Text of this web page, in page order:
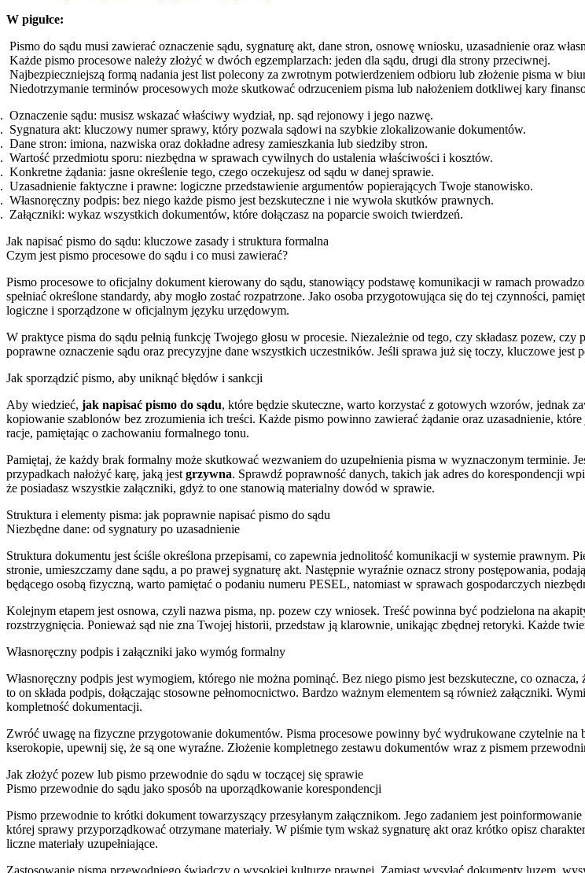
W pigułce:
Pismo do sądu musi zawierać oznaczenie sądu, sygnaturę akt, dane stron, osnowę wniosku, uzasadnienie oraz
Każde pismo procesowe należy złożyć w dwóch egzemplarzach: jeden dla sądu, drugi dla strony przeciwnej.
Najbezpieczniejszą formą nadania jest list polecony za zwrotnym potwierdzeniem odbioru lub złożenie pisma w
Niedotrzymanie terminów procesowych może skutkować odrzuceniem pisma lub nałożeniem dotkliwej kary
Oznaczenie sądu: musisz wskazać właściwy wydział, np. sąd rejonowy i jego nazwę.
Sygnatura akt: kluczowy numer sprawy, który pozwala sądowi na szybkie zlokalizowanie dokumentów.
Dane stron: imiona, nazwiska oraz dokładne adresy zamieszkania lub siedziby stron.
Wartość przedmiotu sporu: niezbędna w sprawach cywilnych do ustalenia właściwości i kosztów.
Konkretne żądania: jasne określenie tego, czego oczekujesz od sądu w danej sprawie.
Uzasadnienie faktyczne i prawne: logiczne przedstawienie argumentów popierających Twoje stanowisko.
Własnoręczny podpis: bez niego każde pismo jest bezskuteczne i nie wywoła skutków prawnych.
Załączniki: wykaz wszystkich dokumentów, które dołączasz na poparcie swoich twierdzeń.
Jak napisać pismo do sądu: kluczowe zasady i struktura formalna
Czym jest pismo procesowe do sądu i co musi zawierać?
Pismo procesowe to oficjalny dokument kierowany do sądu, stanowiący podstawę komunikacji w ramach
spełniać określone standardy, aby mogło zostać rozpatrzone. Jako osoba przygotowująca się do tej czynności,
logiczne i sporządzone w oficjalnym języku urzędowym.
W praktyce pisma do sądu pełnią funkcję Twojego głosu w procesie. Niezależnie od tego, czy składasz pozew,
poprawne oznaczenie sądu oraz precyzyjne dane wszystkich uczestników. Jeśli sprawa już się toczy, kluczowe
Jak sporządzić pismo, aby uniknąć błędów i sankcji
Aby wiedzieć, jak napisać pismo do sądu, które będzie skuteczne, warto korzystać z gotowych wzorów, jednak
kopiowanie szablonów bez zrozumienia ich treści. Każde pismo powinno zawierać żądanie oraz uzasadnienie,
racje, pamiętając o zachowaniu formalnego tonu.
Pamiętaj, że każdy brak formalny może skutkować wezwaniem do uzupełnienia pisma w wyznaczonym terminie.
przypadkach nałożyć karę, jaką jest grzywna. Sprawdź poprawność danych, takich jak adres do korespondencji
że posiadasz wszystkie załączniki, gdyż to one stanowią materialny dowód w sprawie.
Struktura i elementy pisma: jak poprawnie napisać pismo do sądu
Niezbędne dane: od sygnatury po uzasadnienie
Struktura dokumentu jest ściśle określona przepisami, co zapewnia jednolitość komunikacji w systemie prawnym.
stronie, umieszczamy dane sądu, a po prawej sygnaturę akt. Następnie wyraźnie oznacz strony postępowania,
będącego osobą fizyczną, warto pamiętać o podaniu numeru PESEL, natomiast w sprawach gospodarczych
Kolejnym etapem jest osnowa, czyli nazwa pisma, np. pozew czy wniosek. Treść powinna być podzielona na
rozstrzygnięcia. Ponieważ sąd nie zna Twojej historii, przedstaw ją klarownie, unikając zbędnej retoryki. Każde
Własnoręczny podpis i załączniki jako wymóg formalny
Własnoręczny podpis jest wymogiem, którego nie można pominąć. Bez niego pismo jest bezskuteczne, co
to on składa podpis, dołączając stosowne pełnomocnictwo. Bardzo ważnym elementem są również załączniki.
kompletność dokumentacji.
Zwróć uwagę na fizyczne przygotowanie dokumentów. Pisma procesowe powinny być wydrukowane czytelnie
kserokopie, upewnij się, że są one wyraźne. Złożenie kompletnego zestawu dokumentów wraz z pismem
Jak złożyć pozew lub pismo przewodnie do sądu w toczącej się sprawie
Pismo przewodnie do sądu jako sposób na uporządkowanie korespondencji
Pismo przewodnie to krótki dokument towarzyszący przesyłanym załącznikom. Jego zadaniem jest
której sprawy przyporządkować otrzymane materiały. W piśmie tym wskaż sygnaturę akt oraz krótko opisz
liczne materiały uzupełniające.
Zastosowanie pisma przewodniego świadczy o wysokiej kulturze prawnej. Zamiast wysyłać dokumenty luzem,